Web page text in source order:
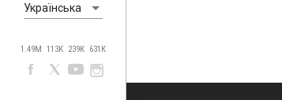
Українська
1.49M 113K 239K 631K